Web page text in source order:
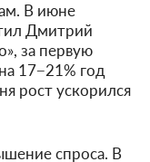
В июне
Дмитрий
за первую
17−21% год
рост ускорился
спроса. В